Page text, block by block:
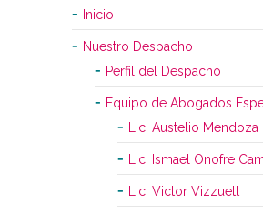
Inicio
Nuestro Despacho
Perfil del Despacho
Equipo de Abogados
Lic. Austelio Mendoza
Lic. Ismael Onofre
Lic. Victor Vizzuett